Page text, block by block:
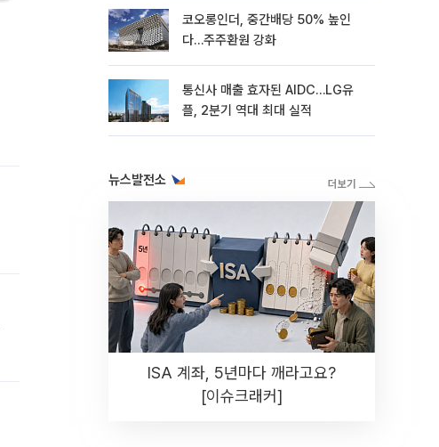
코오롱인더, 중간배당 50% 높인
다…주주환원 강화
통신사 매출 효자된 AIDC…LG유
플, 2분기 역대 최대 실적
뉴스발전소
ISA 계좌, 5년마다 깨라고요?
[이슈크래커]